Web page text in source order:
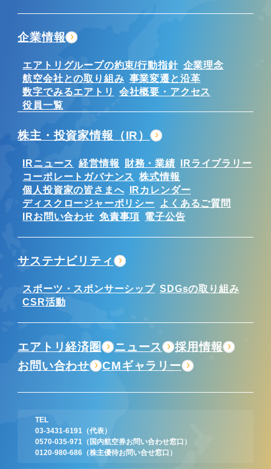
TEL
03-3431-6191
（代表）
0570-035-971
（国内航空券お問い合わせ窓口）
0120-980-686 （株主優待お問い合せ窓口）
企業情報
エアトリグループの約束/行動指針 企業理念
航空会社との取り組み 事業変遷と沿革
数字でみるエアトリ
会社概要・アクセス
役員一覧
株主・投資家情報（IR）
IRニュース 経営情報 財務・業績 IRライブラリー
コーポレートガバナンス 株式情報
個人投資家の皆さまへ IRカレンダー
ディスクロージャーポリシー
よくあるご質問
IRお問い合わせ 免責事項 電子公告
サステナビリティ
スポーツ・スポンサーシップ SDGsの取り組み
CSR活動
エアトリ経済圏 ニュース
採用情報
お問い合わせ
CMギャラリー